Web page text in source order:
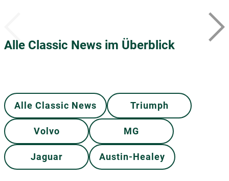
Alle Classic News im Überblick
Alle Classic News Triumph
Volvo MG
Jaguar Austin-Healey